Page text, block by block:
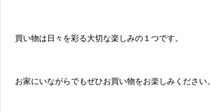
買い物は日々を彩る大切な楽しみの１つです。
お家にいながらでもぜひお買い物をお楽しみください。